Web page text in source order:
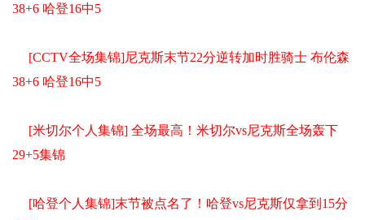
38+6 哈登16中5
[CCTV全场集锦]尼克斯末节22分逆转加时胜骑士 布伦森
38+6 哈登16中5
[米切尔个人集锦] 全场最高！米切尔vs尼克斯全场轰下
29+5集锦
[哈登个人集锦]末节被点名了！哈登vs尼克斯仅拿到15分